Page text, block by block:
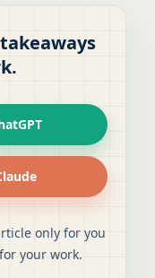
only for you
your work.